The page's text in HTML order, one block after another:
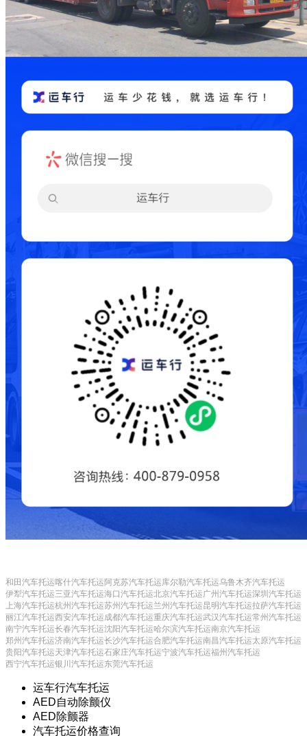
和田汽车托运喀什汽车托运阿克苏汽车托运库尔勒汽车托运乌鲁木齐汽车托运
伊犁汽车托运三亚汽车托运海口汽车托运北京汽车托运广州汽车托运深圳汽车托运
上海汽车托运杭州汽车托运苏州汽车托运兰州汽车托运昆明汽车托运拉萨汽车托运
丽江汽车托运西安汽车托运成都汽车托运重庆汽车托运武汉汽车托运常州汽车托运
南宁汽车托运长春汽车托运沈阳汽车托运哈尔滨汽车托运南京汽车托运
郑州汽车托运济南汽车托运长沙汽车托运合肥汽车托运南昌汽车托运太原汽车托运
贵阳汽车托运天津汽车托运石家庄汽车托运宁波汽车托运福州汽车托运
西宁汽车托运银川汽车托运东莞汽车托运
运车行汽车托运
AED自动除颤仪
AED除颤器
汽车托运价格查询